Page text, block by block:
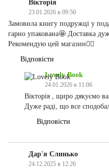
Вікторія
23.01.2026 в 09:50
Замовила книгу подружці у
гарно упакована🤩 Доставка
Рекомендую цей магазин👍🏻
Відповісти
Lovely Book
24.01.2026 в 11:06
Вікторія , щиро дякуємо
Дуже раді, що все
Відповісти
Дар'я Слинько
24.12.2025 в 12:26